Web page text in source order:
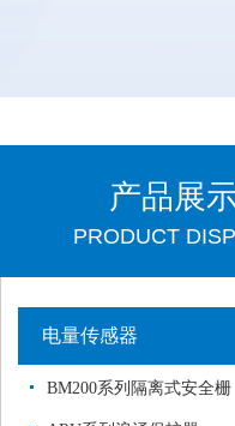
产品展
PRODUCT
电量传感器
BM200系列隔离式安全栅